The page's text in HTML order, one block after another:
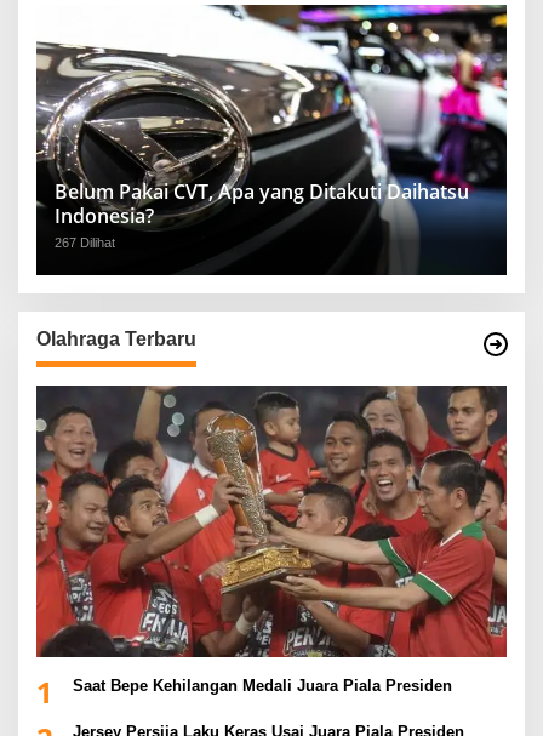
Belum Pakai CVT, Apa yang Ditakuti Daihatsu
Indonesia?
267 Dilihat
Olahraga Terbaru
1 Saat Bepe Kehilangan Medali Juara Piala Presiden
Jersey Persija Laku Keras Usai Juara Piala Presiden